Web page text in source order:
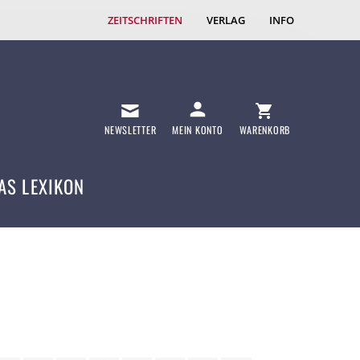
ZEITSCHRIFTEN VERLAG INFO
NEWSLETTER MEIN KONTO WARENKORB
LEXIKON